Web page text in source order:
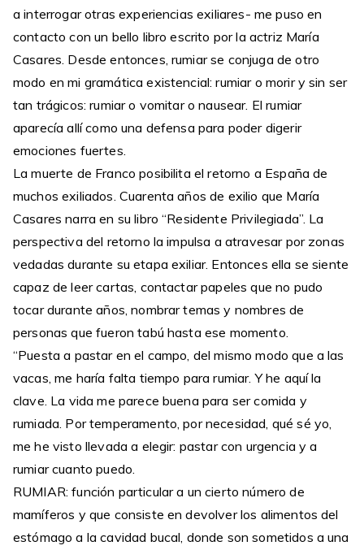
a interrogar otras experiencias exiliares- me puso en
contacto con un bello libro escrito por la actriz María
Casares. Desde entonces, rumiar se conjuga de otro
modo en mi gramática existencial: rumiar o morir y sin ser
tan trágicos: rumiar o vomitar o nausear. El rumiar
aparecía allí como una defensa para poder digerir
emociones fuertes.
La muerte de Franco posibilita el retorno a España de
muchos exiliados. Cuarenta años de exilio que María
Casares narra en su libro “Residente Privilegiada”. La
perspectiva del retorno la impulsa a atravesar por zonas
vedadas durante su etapa exiliar. Entonces ella se siente
capaz de leer cartas, contactar papeles que no pudo
tocar durante años, nombrar temas y nombres de
personas que fueron tabú hasta ese momento.
“Puesta a pastar en el campo, del mismo modo que a las
vacas, me haría falta tiempo para rumiar. Y he aquí la
clave. La vida me parece buena para ser comida y
rumiada. Por temperamento, por necesidad, qué sé yo,
me he visto llevada a elegir: pastar con urgencia y a
rumiar cuanto puedo.
RUMIAR: función particular a un cierto número de
mamíferos y que consiste en devolver los alimentos del
estómago a la cavidad bucal, donde son sometidos a una